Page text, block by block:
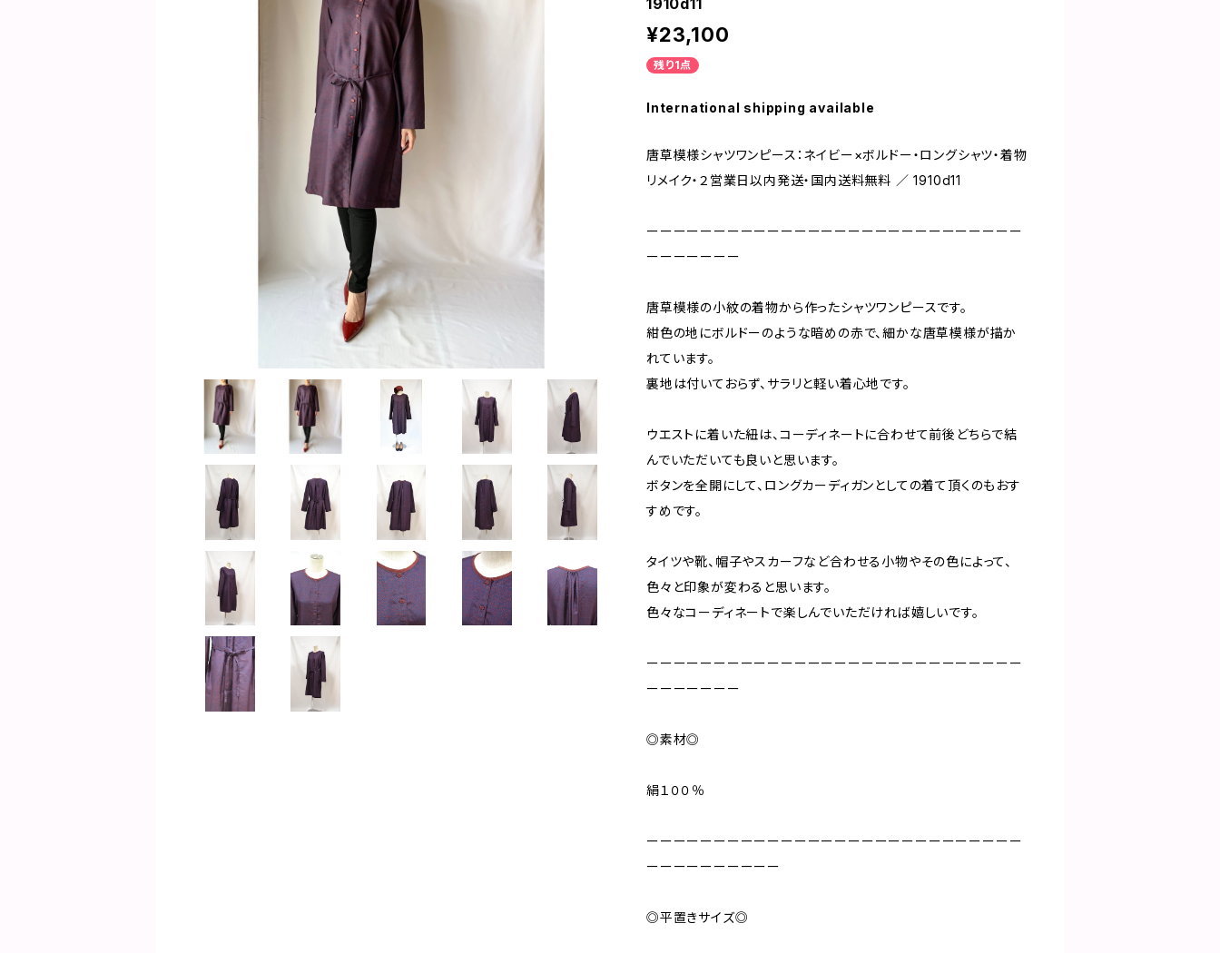
1910d11
¥23,100
残り1点
International shipping available
唐草模様シャツワンピース：ネイビー×ボルドー・ロングシャツ・着物
リメイク・２営業日以内発送・国内送料無料 ／ 1910d11
ーーーーーーーーーーーーーーーーーーーーーーーーーーーー
ーーーーーーー
唐草模様の小紋の着物から作ったシャツワンピースです。
紺色の地にボルドーのような暗めの赤で、細かな唐草模様が描か
れています。
裏地は付いておらず、サラリと軽い着心地です。
ウエストに着いた紐は、コーディネートに合わせて前後どちらで結
んでいただいても良いと思います。
ボタンを全開にして、ロングカーディガンとしての着て頂くのもおす
すめです。
タイツや靴、帽子やスカーフなど合わせる小物やその色によって、
色々と印象が変わると思います。
色々なコーディネートで楽しんでいただければ嬉しいです。
ーーーーーーーーーーーーーーーーーーーーーーーーーーーー
ーーーーーーー
◎素材◎
絹１００％
ーーーーーーーーーーーーーーーーーーーーーーーーーーーー
ーーーーーーーーーー
◎平置きサイズ◎